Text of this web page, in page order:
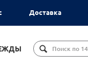
Доставка